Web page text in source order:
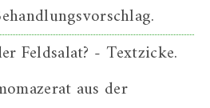
Feldsalat? - Textzicke.
aus der